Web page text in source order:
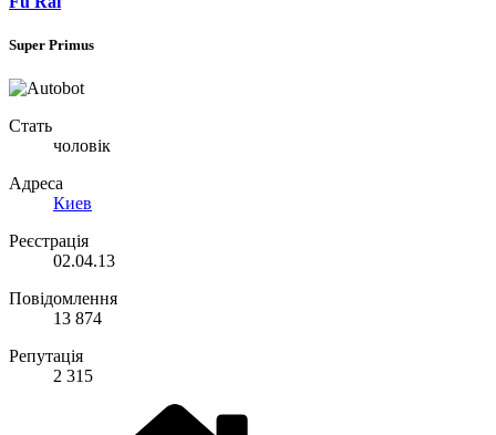
Super Primus
Стать
чоловік
Адреса
Киев
Реєстрація
02.04.13
Повідомлення
13 874
Репутація
2 315